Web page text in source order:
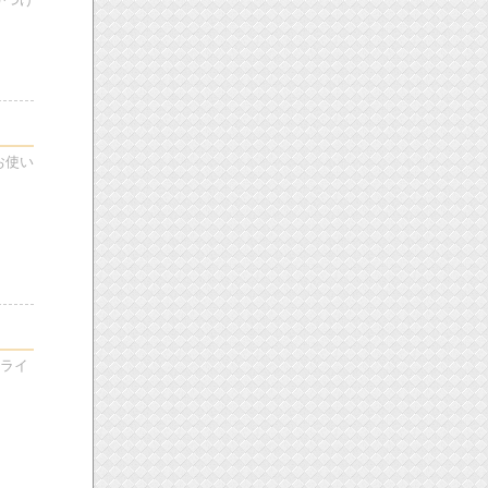
使い
イ